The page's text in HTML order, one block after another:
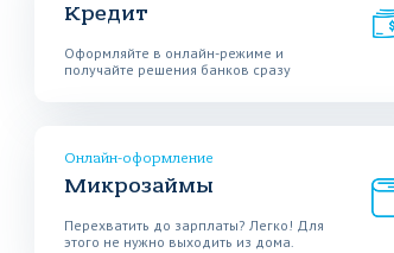
Кредит
Оформляйте в онлайн-режиме и
получайте решения банков сразу
Онлайн-оформление
Микрозаймы
Перехватить до зарплаты? Легко! Для
этого не нужно выходить из дома.